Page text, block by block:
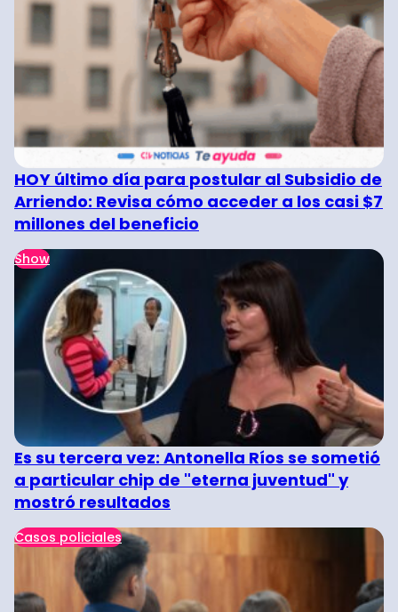
HOY último día para postular al Subsidio de
Arriendo: Revisa cómo acceder a los casi $7
millones del beneficio
Show
Es su tercera vez: Antonella Ríos se sometió
a particular chip de "eterna juventud" y
mostró resultados
Casos policiales